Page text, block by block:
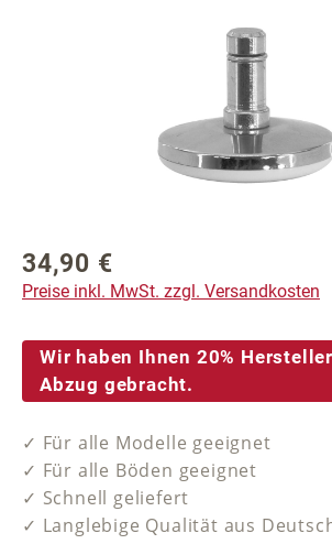
Regulärer Preis:
34,90 €
Preise inkl. MwSt. zzgl. Versandkosten
Wir haben Ihnen 20%
Abzug gebracht.
✓ Für alle Modelle geeignet
✓ Für alle Böden geeignet
✓ Schnell geliefert
✓ Langlebige Qualität aus